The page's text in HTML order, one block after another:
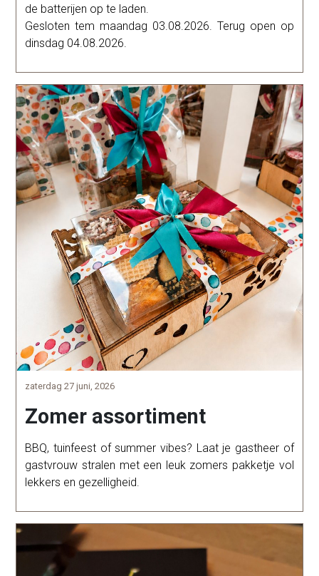
de batterijen op te laden.
Gesloten tem maandag 03.08.2026. Terug open op
dinsdag 04.08.2026.
zaterdag 27 juni, 2026
Zomer assortiment
BBQ, tuinfeest of summer vibes? Laat je gastheer of
gastvrouw stralen met een leuk zomers pakketje vol
lekkers en gezelligheid.